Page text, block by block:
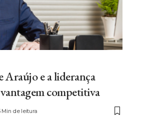
e a liderança
competitiva
Min de leitura